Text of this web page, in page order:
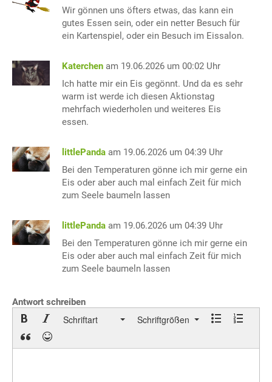
Wir gönnen uns öfters etwas, das kann ein
gutes Essen sein, oder ein netter Besuch für
ein Kartenspiel, oder ein Besuch im Eissalon.
Katerchen am 19.06.2026 um 00:02 Uhr
Ich hatte mir ein Eis gegönnt. Und da es sehr
warm ist werde ich diesen Aktionstag
mehrfach wiederholen und weiteres Eis
essen.
littlePanda am 19.06.2026 um 04:39 Uhr
Bei den Temperaturen gönne ich mir gerne ein
Eis oder aber auch mal einfach Zeit für mich
zum Seele baumeln lassen
littlePanda am 19.06.2026 um 04:39 Uhr
Bei den Temperaturen gönne ich mir gerne ein
Eis oder aber auch mal einfach Zeit für mich
zum Seele baumeln lassen
Antwort schreiben
Schriftart Schriftgrößen